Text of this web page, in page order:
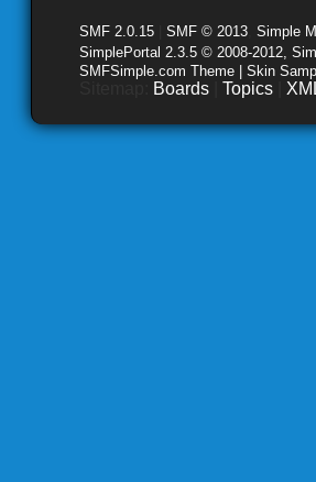
SMF 2.0.15 SMF © 2013 Simple
SimplePortal 2.3.5 © 2008-2012,
SMFSimple.com Theme | Skin Samp
Boards Topics